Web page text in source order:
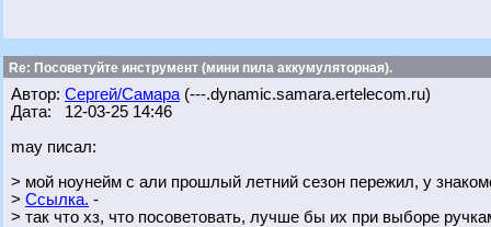
Re: Посоветуйте инструмент (мини пила аккумуляторная).
Автор: Сергей/Самара (---.dynamic.samara.ertelecom.ru)
Дата: 12-03-25 14:46
may писал:
> мой ноунейм с али прошлый летний сезон пережил, у
> Ссылка. -
> так что хз, что посоветовать, лучше бы их при выборе